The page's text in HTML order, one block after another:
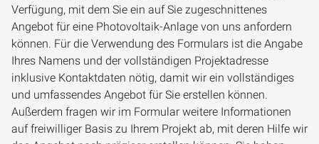
Verfügung, mit dem Sie ein auf Sie zugeschnittenes
Angebot für eine Photovoltaik-Anlage von uns anfordern
können. Für die Verwendung des Formulars ist die Angabe
Ihres Namens und der vollständigen Projektadresse
inklusive Kontaktdaten nötig, damit wir ein vollständiges
und umfassendes Angebot für Sie erstellen können.
Außerdem fragen wir im Formular weitere Informationen
auf freiwilliger Basis zu Ihrem Projekt ab, mit deren Hilfe wir